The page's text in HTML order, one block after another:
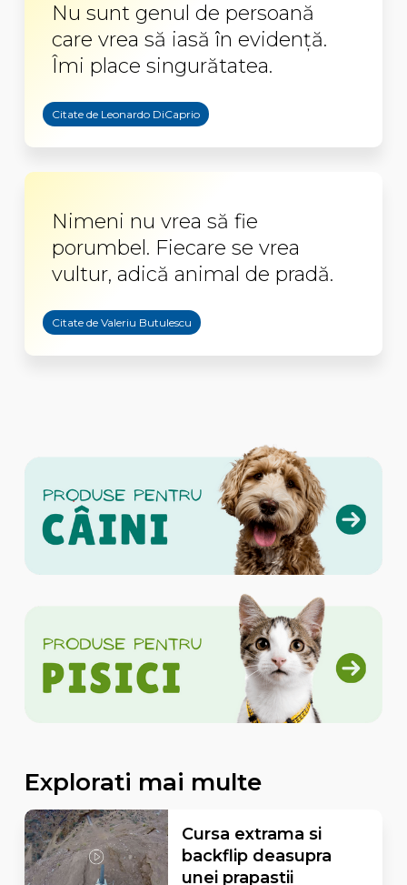
Nu sunt genul de persoană
care vrea să iasă în evidenţă.
Îmi place singurătatea.
Citate de Leonardo DiCaprio
Nimeni nu vrea să fie
porumbel. Fiecare se vrea
vultur, adică animal de pradă.
Citate de Valeriu Butulescu
Explorati mai multe
Cursa extrama si
backflip deasupra
unei prapastii